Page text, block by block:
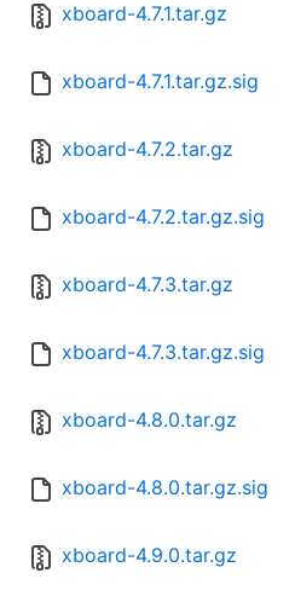
xboard-4.7.1.tar.gz
xboard-4.7.1.tar.gz.sig
xboard-4.7.2.tar.gz
xboard-4.7.2.tar.gz.sig
xboard-4.7.3.tar.gz
xboard-4.7.3.tar.gz.sig
xboard-4.8.0.tar.gz
xboard-4.8.0.tar.gz.sig
xboard-4.9.0.tar.gz